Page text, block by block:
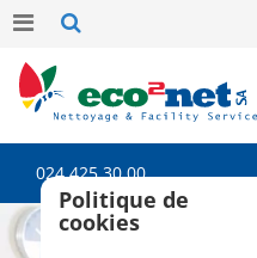
024 425 30 00
Politique de
cookies